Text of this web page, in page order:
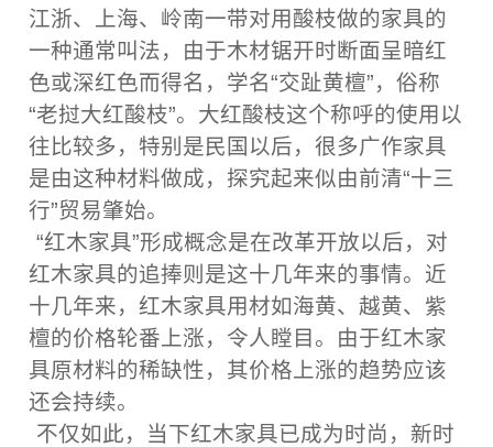
江浙、上海、岭南一带对用酸枝做的家具的
一种通常叫法，由于木材锯开时断面呈暗红
色或深红色而得名，学名“交趾黄檀”，俗称
“老挝大红酸枝”。大红酸枝这个称呼的使用以
往比较多，特别是民国以后，很多广作家具
是由这种材料做成，探究起来似由前清“十三
行”贸易肇始。
“红木家具”形成概念是在改革开放以后，对
红木家具的追捧则是这十几年来的事情。近
十几年来，红木家具用材如海黄、越黄、紫
檀的价格轮番上涨，令人瞠目。由于红木家
具原材料的稀缺性，其价格上涨的趋势应该
还会持续。
不仅如此，当下红木家具已成为时尚，新时